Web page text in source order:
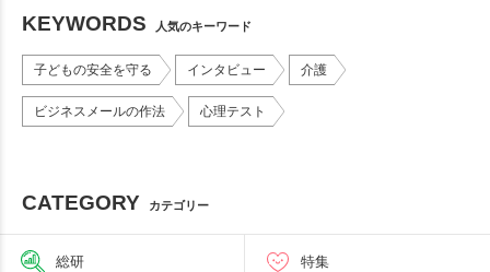
KEYWORDS 人気のキーワード
子どもの安全を守る インタビュー 介護
ビジネスメールの作法 心理テスト
CATEGORY カテゴリー
総研 特集